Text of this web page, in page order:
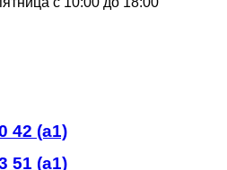
42 (a1)
51 (a1)